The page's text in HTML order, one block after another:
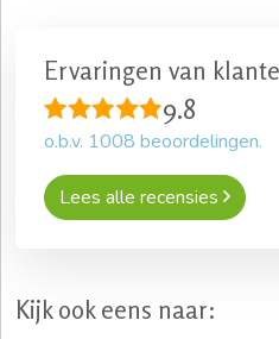
Ervaringen van
9.8
o.b.v. 1008 beoordelingen.
Lees alle recensies
Kijk ook eens naar: